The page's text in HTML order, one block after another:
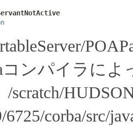
コンパイラによ
/scratch/
6725/corba/src/